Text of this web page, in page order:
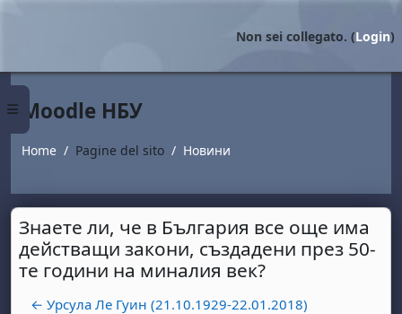
Pannello laterale
Non sei collegato. (Login)
Moodle НБУ
Home Pagine del sito Новини
Знаете ли, че в България все още има
действащи закони, създадени през 50-
те години на миналия век?
← Урсула Ле Гуин (21.10.1929-22.01.2018)